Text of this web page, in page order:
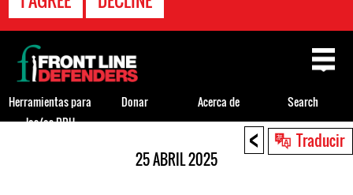
< Traducir
25 ABRIL 2025
Back
to
top
Herramientas para
los/as DDH
Donar Acerca de Search